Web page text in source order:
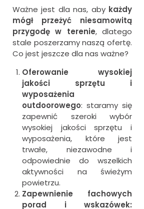
Ważne jest dla nas, aby każdy
mógł przeżyć niesamowitą
przygodę w terenie, dlatego
stale poszerzamy naszą ofertę.
Co jest jeszcze dla nas ważne?
Oferowanie wysokiej
jakości sprzętu i
wyposażenia
outdoorowego: staramy się
zapewnić szeroki wybór
wysokiej jakości sprzętu i
wyposażenia, które jest
trwałe, niezawodne i
odpowiednie do wszelkich
aktywności na świeżym
powietrzu.
Zapewnienie fachowych
porad i wskazówek: